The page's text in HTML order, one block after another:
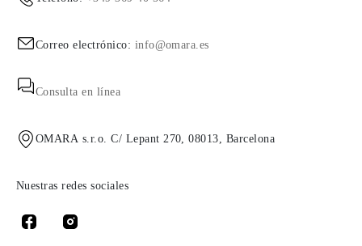
Correo electrónico: info@omara.es
Consulta en línea
OMARA s.r.o. C/ Lepant 270, 08013, Barcelona
Nuestras redes sociales